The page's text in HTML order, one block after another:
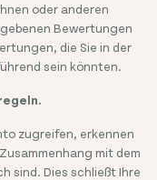
oder anderen
Bewertungen
die Sie in der
sein könnten.
zugreifen, erkennen
mit dem
sind. Dies schließt Ihre